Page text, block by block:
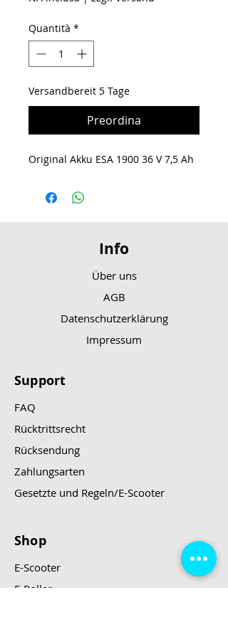
Quantità *
Versandbereit 5 Tage
Preordina
Original Akku ESA 1900 36 V 7,5 Ah
Info
Über uns
AGB
Datenschutzerklärung
Impressum
Support
FAQ
Rücktrittsrecht
Rücksendung
Zahlungsarten
Gesetzte und Regeln/E-Scooter
Shop
E-Scooter
E-Roller